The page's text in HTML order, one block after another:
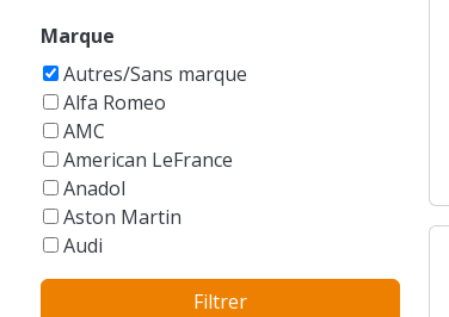
Marque
Autres/Sans marque
Alfa Romeo
AMC
American LeFrance
Anadol
Aston Martin
Audi
Austin
Filtrer